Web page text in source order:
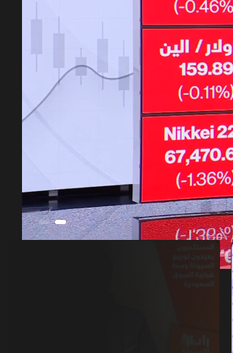
00:12/39:21